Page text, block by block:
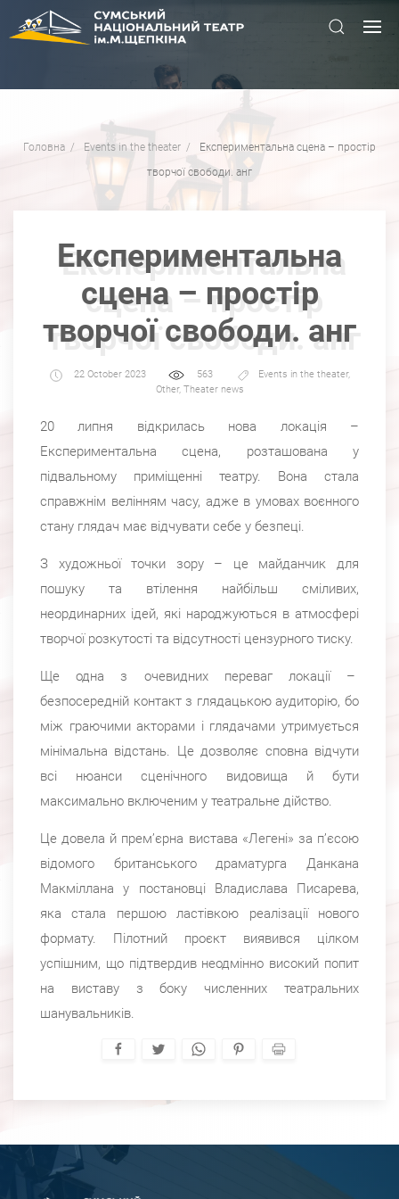
Головна Events in the theater
Експериментальна сцена – простір
творчої свободи. анг
Експериментальна
сцена – простір
творчої свободи. анг
22 October 2023 563 Events in the theater,
Other, Theater news
20 липня відкрилась нова локація –
Експериментальна сцена, розташована у
підвальному приміщенні театру. Вона стала
справжнім велінням часу, адже в умовах воєнного
стану глядач має відчувати себе у безпеці.
З художньої точки зору – це майданчик для
пошуку та втілення найбільш сміливих,
неординарних ідей, які народжуються в атмосфері
творчої розкутості та відсутності цензурного тиску.
Ще одна з очевидних переваг локації –
безпосередній контакт з глядацькою аудиторію, бо
між граючими акторами і глядачами утримується
мінімальна відстань. Це дозволяє сповна відчути
всі нюанси сценічного видовища й бути
максимально включеним у театральне дійство.
Це довела й прем’єрна вистава «Легені» за п’єсою
відомого британського драматурга Данкана
Макміллана у постановці Владислава Писарева,
яка стала першою ластівкою реалізації нового
формату. Пілотний проєкт виявився цілком
успішним, що підтвердив неодмінно високий попит
на виставу з боку численних театральних
шанувальників.